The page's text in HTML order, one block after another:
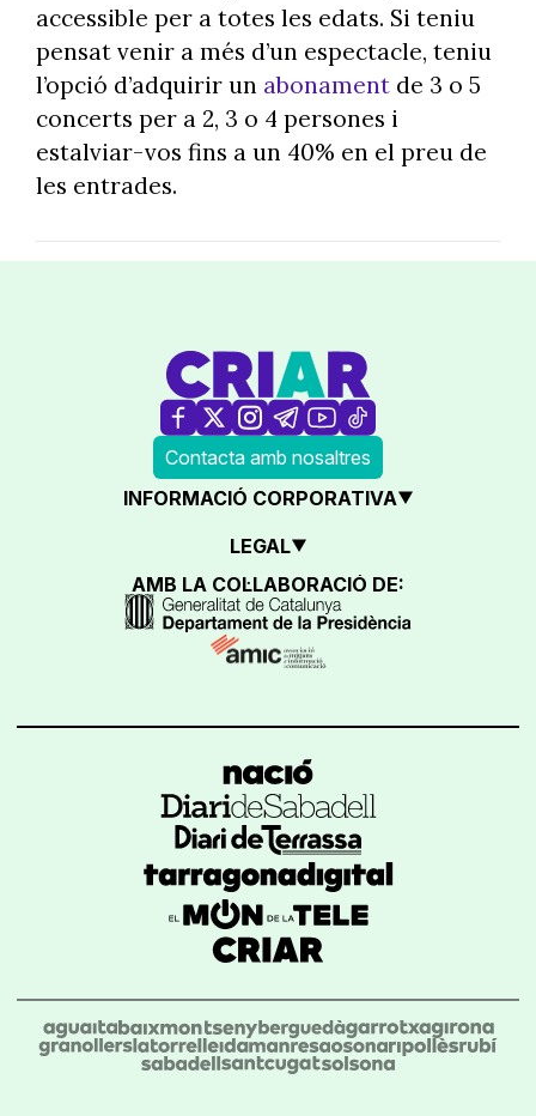
accessible per a totes les edats. Si teniu
pensat venir a més d’un espectacle, teniu
l’opció d’adquirir un abonament de 3 o 5
concerts per a 2, 3 o 4 persones i
estalviar-vos fins a un 40% en el preu de
les entrades.
Contacta amb nosaltres
INFORMACIÓ CORPORATIVA
LEGAL
AMB LA COL·LABORACIÓ DE: